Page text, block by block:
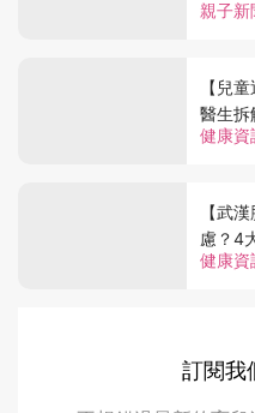
親子新
健康資
【兒
醫生拆
深方法
健康資
【武
慮？4
訂閱我